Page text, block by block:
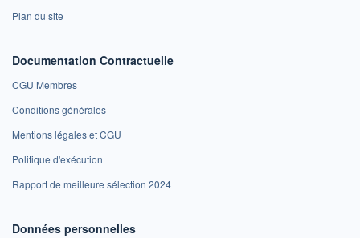
Plan du site
Documentation Contractuelle
CGU Membres
Conditions générales
Mentions légales et CGU
Politique d'exécution
Rapport de meilleure sélection 2024
Données personnelles